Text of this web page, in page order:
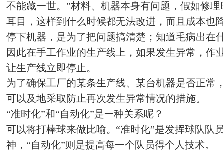
不能藏一世。”材料、机器本身有问题，假如修
耳目，这样到什么时候都无法改进，而且成本也
停下机器，是为了把问题搞清楚；知道毛病出在
因此在手工作业的生产线上，如果发生异常，作
让生产线立即停止。
为了确保工厂的某条生产线、某台机器是否正常
可以及地采取防止再次发生异常情况的措施。
“准时化”和“自动化”是一种关系呢？
可以将打棒球来做比喻。“准时化”是发挥球队队
神，“自动化”则是提高每一个队员得个人技术。